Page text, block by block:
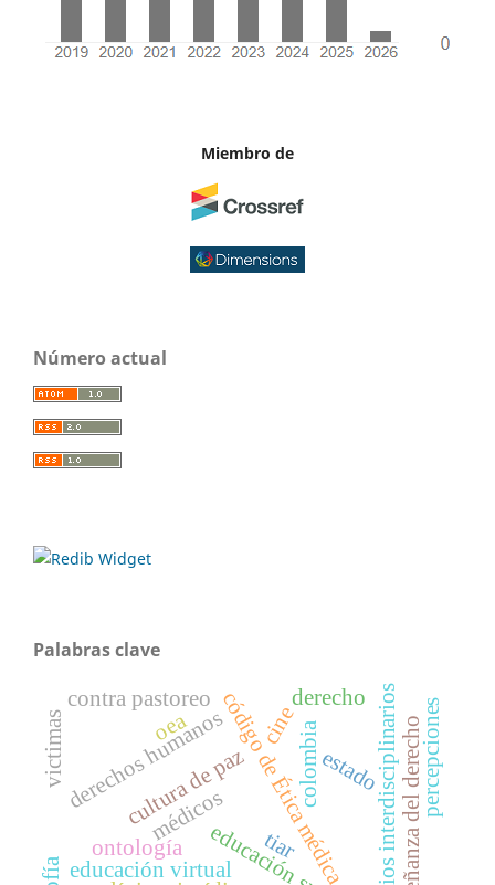
Miembro de
Número actual
Palabras clave
derechos humanos
médicoscódigo de Ética médica
colombia
educación virtual estudios interdisciplinariosenseñanza del derecho
tiar
oea
contra pastoreo
estado
cultura de paz
victimas percepciones
cine
derecho
ontología